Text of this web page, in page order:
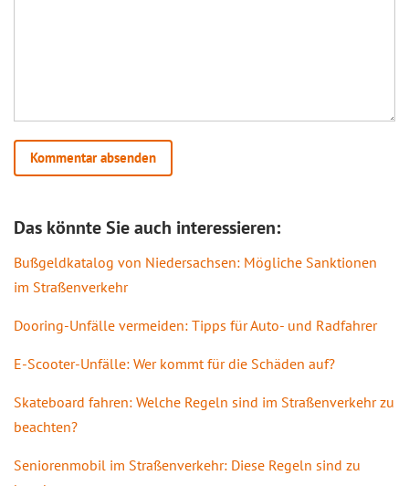
Das könnte Sie auch interessieren:
Bußgeldkatalog von Niedersachsen: Mögliche Sanktionen
im Straßenverkehr
Dooring-Unfälle vermeiden: Tipps für Auto- und Radfahrer
E-Scooter-Unfälle: Wer kommt für die Schäden auf?
Skateboard fahren: Welche Regeln sind im Straßenverkehr zu
beachten?
Seniorenmobil im Straßenverkehr: Diese Regeln sind zu